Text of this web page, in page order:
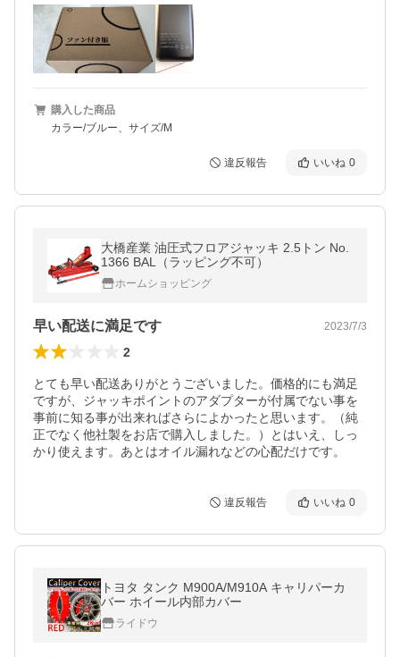
購入した商品
カラー/ブルー、サイズ/M
違反報告 いいね 0
大橋産業 油圧式フロアジャッキ 2.5トン No.
1366 BAL（ラッピング不可）
ホームショッピング
早い配送に満足です 2023/7/3
2
とても早い配送ありがとうございました。価格的にも満足
ですが、ジャッキポイントのアダプターが付属でない事を
事前に知る事が出来ればさらによかったと思います。（純
正でなく他社製をお店で購入しました。）とはいえ、しっ
かり使えます。あとはオイル漏れなどの心配だけです。
違反報告 いいね 0
トヨタ タンク M900A/M910A キャリパーカ
バー ホイール内部カバー
ライドウ